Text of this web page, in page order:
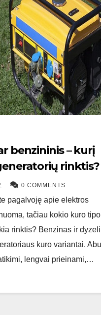
benzininis – kurį
rinktis?
0 COMMENTS
pagalvoję apie elektros
tačiau kokio kuro tipo
rinktis? Benzinas ir
kuro variantai.
lengvai prieinami,…